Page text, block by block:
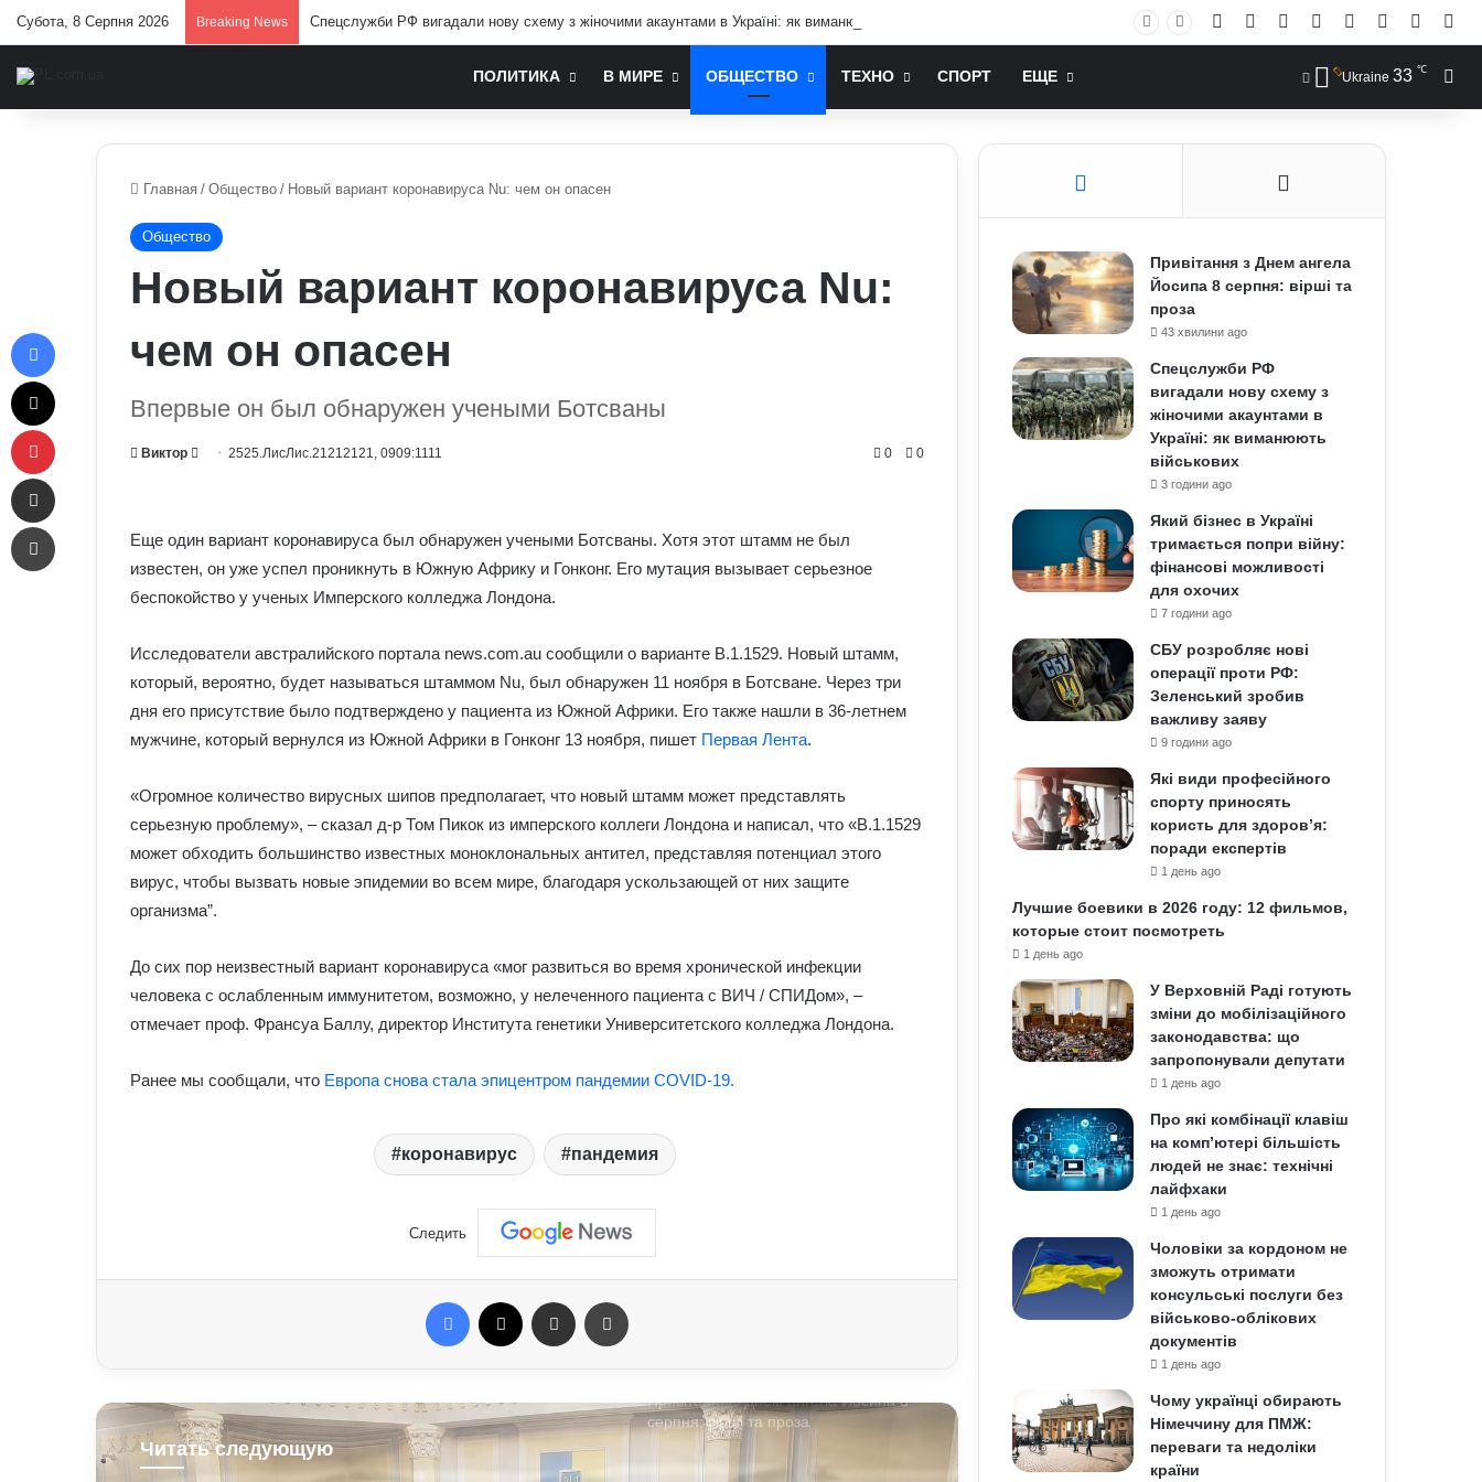
Субота, 8 Серпня 2026 Breaking News Спецслужби РФ вигадали нову схему з жіночими акаунтами в Україні: як виманюють військових Facebook YouTubeInstagram
RSS Log In
ПОЛИТИКА В МИРЕ ОБЩЕСТВО ТЕХНО СПОРТ ЕЩЕ Ukraine 33 ℃
Главная / Общество / Новый вариант коронавируса Nu: чем он опасен
Общество
Новый вариант коронавируса Nu:
чем он опасен
Впервые он был обнаружен учеными Ботсваны
Виктор
Send2525.ЛисЛис.21212121, 0909:1111 0 0
Еще один вариант коронавируса был обнаружен учеными Ботсваны. Хотя этот штамм не был
известен, он уже успел проникнуть в Южную Африку и Гонконг. Его мутация вызывает серьезное
беспокойство у ученых Имперского колледжа Лондона.
Исследователи австралийского портала news.com.au сообщили о варианте B.1.1529. Новый штамм,
который, вероятно, будет называться штаммом Nu, был обнаружен 11 ноября в Ботсване. Через три
дня его присутствие было подтверждено у пациента из Южной Африки. Его также нашли в 36-летнем
мужчине, который вернулся из Южной Африки в Гонконг 13 ноября, пишет Первая Лента.
«Огромное количество вирусных шипов предполагает, что новый штамм может представлять
серьезную проблему», – сказал д-р Том Пикок из имперского коллеги Лондона и написал, что «B.1.1529
может обходить большинство известных моноклональных антител, представляя потенциал этого
вирус, чтобы вызвать новые эпидемии во всем мире, благодаря ускользающей от них защите
организма”.
До сих пор неизвестный вариант коронавируса «мог развиться во время хронической инфекции
человека с ослабленным иммунитетом, возможно, у нелеченного пациента с ВИЧ / СПИДом», –
отмечает проф. Франсуа Баллу, директор Института генетики Университетского колледжа Лондона.
Ранее мы сообщали, что Европа снова стала эпицентром пандемии COVID-19.
коронавирус пандемия
Следить
Facebook Отправить e-mail
Читать следующую
Павло Паліса може стати послом
України у США: хто він та чим відомий
секретаря РНБО: стало відомо, яку
посаду він отримав
дизелю до 100 літрів: стало відомо,
У Польщі знову побили українців:
чому випадків агресії стає більше та
На Полтавщині через удар РФ стався
витік небезпечної хімічної речовини:
Спецслужби РФ вигадали нову схему
з жіночими акаунтами в Україні: як
Привітання з Днем ангела
Йосипа 8 серпня: вірші та
проза
43 хвилини ago
Спецслужби РФ
вигадали нову схему з
жіночими акаунтами в
Україні: як виманюють
військових
3 години ago
Який бізнес в Україні
тримається попри війну:
фінансові можливості
для охочих
7 години ago
СБУ розробляє нові
операції проти РФ:
Зеленський зробив
важливу заяву
9 години ago
Які види професійного
спорту приносять
користь для здоров’я:
поради експертів
1 день ago
Лучшие боевики в 2026 году: 12 фильмов,
которые стоит посмотреть
1 день ago
У Верховній Раді готують
зміни до мобілізаційного
законодавства: що
запропонували депутати
1 день ago
Про які комбінації клавіш
на комп’ютері більшість
людей не знає: технічні
лайфхаки
1 день ago
Чоловіки за кордоном не
зможуть отримати
консульські послуги без
військово-облікових
документів
1 день ago
Чому українці обирають
Німеччину для ПМЖ:
переваги та недоліки
країни